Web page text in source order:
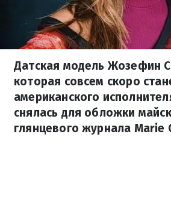
Датская модель Жозефин
которая совсем скоро
американского
снялась для обложки
глянцевого журнала Marie